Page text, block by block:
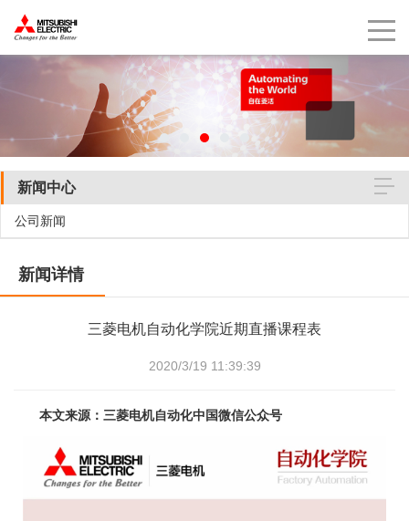
新闻中心
公司新闻
新闻详情
三菱电机自动化学院近期直播课程表
2020/3/19 11:39:39
本文来源：三菱电机自动化中国微信公众号